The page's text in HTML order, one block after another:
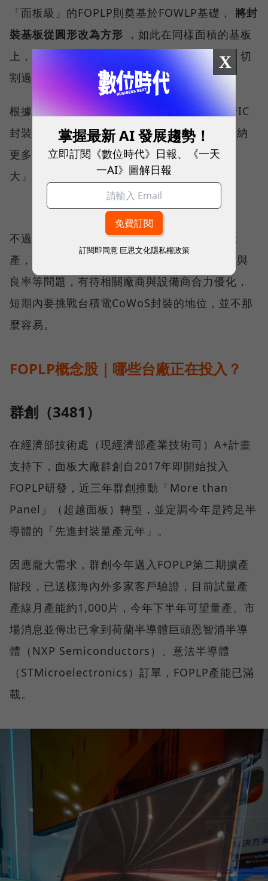
「面板級」的FOPLP則奠基於FOWLP基礎， 將封
裝基板從圓形改為方形 ，如此在同樣面積的基板
上，能擺放更多的晶片，不僅生產 效率提升，切
割過程中浪費的材料也更少，成本相對降低。
根據經濟部先前 說明，FOPLP以面板產線進行IC
封裝，方形基板利用率可達到95%，具備「容納
更多的I/O數」、「體積更小」、「效能更強
大」、「節省電力消耗」等技術優勢。
不過，FOPLP技術還在發展中，尚未大規模量
產，面臨的困難主要來自於面板翹曲、均勻性與
良率等問題，有待相關廠商與設備商合力優化，
短期內要挑戰台積電CoWoS封裝的地位，並不那
麼容易。
FOPLP概念股｜哪些台廠正在投入？
群創（3481）
在經濟部技術處（現經濟部產業技術司）A+計畫
支持下，面板大廠群創自2017年即開始投入
FOPLP研發，近三年群創推動「More than
Panel」（超越面板）轉型，並定調今年是跨足半
導體的「先進封裝量產元年」。
因應龐大需求，群創今年邁入FOPLP第二期擴產
階段，已送樣海內外多家客戶驗證，目前試量產
產線月產能約1,000片，今年下半年可望量產。市
場消息並傳出已拿到荷蘭半導體巨頭恩智浦半導
體（NXP Semiconductors）、意法半導體
（STMicroelectronics）訂單，FOPLP產能已滿
載。
X
掌握最新 AI 發展趨勢！
立即訂閱《數位時代》日報、《一天
一AI》圖解日報
訂閱即同意 巨思文化隱私權政策